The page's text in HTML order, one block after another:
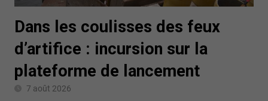
Dans les coulisses des feux
d’artifice : incursion sur la
plateforme de lancement
7 août 2026